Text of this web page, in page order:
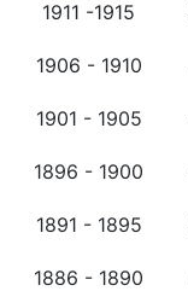
1911 -1915
1906 - 1910
1901 - 1905
1896 - 1900
1891 - 1895
1886 - 1890